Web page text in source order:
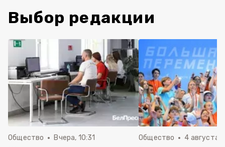
Выбор редакции
Общество Вчера, 10:31 Общество 4 августа ,